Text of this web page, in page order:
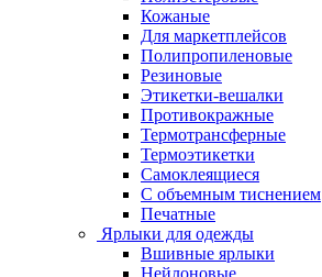
Кожаные
Для маркетплейсов
Полипропиленовые
Резиновые
Этикетки-вешалки
Противокражные
Термотрансферные
Термоэтикетки
Самоклеящиеся
С объемным тиснением
Печатные
Ярлыки для одежды
Вшивные ярлыки
Нейлоновые